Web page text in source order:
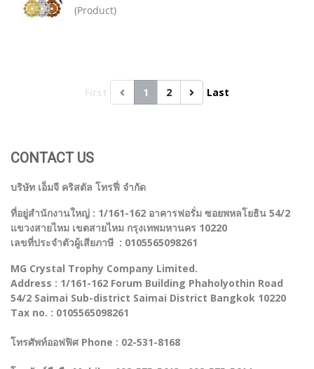
(Product)
1 2 Last
CONTACT US
บริษัท เอ็มจี คริสตัล โทรฟี่ จำกัด
ที่อยู่สำนักงานใหญ่ : 1/161-162 อาคารฟอรั่ม ซอยพหลโยธิน 54/2
แขวงสายไหม เขตสายไหม กรุงเทพมหานคร 10220
เลขที่ประจำตัวผู้เสียภาษี : 0105565098261
MG Crystal Trophy Company Limited.
Address : 1/161-162 Forum Building Phaholyothin Road
54/2 Saimai Sub-district Saimai District Bangkok 10220
Tax no. : 0105565098261
โทรศัพท์ออฟฟิศ Phone : 02-531-8168